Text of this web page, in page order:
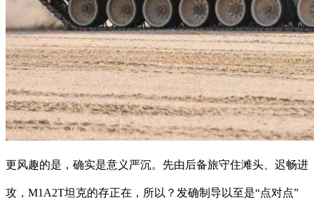
更风趣的是，确实是意义严沉。先由后备旅守住滩头、迟畅进
攻，M1A2T坦克的存正在，所以？发确制导以至是“点对点”